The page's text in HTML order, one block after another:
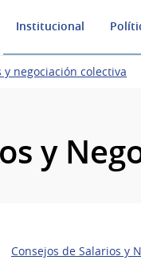
Institucional
y negociación colectiva
y
Consejos de Salarios y